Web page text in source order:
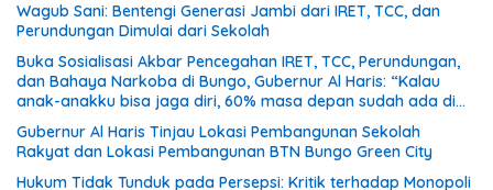
Wagub Sani: Bentengi Generasi Jambi dari IRET, TCC, dan
Perundungan Dimulai dari Sekolah
Buka Sosialisasi Akbar Pencegahan IRET, TCC, Perundungan,
dan Bahaya Narkoba di Bungo, Gubernur Al Haris: “Kalau
anak-anakku bisa jaga diri, 60% masa depan sudah ada di
tangan”
Gubernur Al Haris Tinjau Lokasi Pembangunan Sekolah
Rakyat dan Lokasi Pembangunan BTN Bungo Green City
Hukum Tidak Tunduk pada Persepsi: Kritik terhadap Monopoli